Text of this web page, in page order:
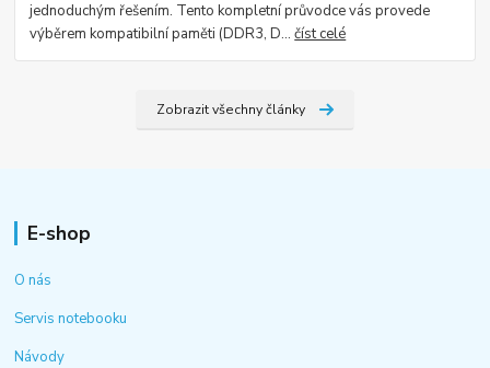
jednoduchým řešením. Tento kompletní průvodce vás provede
výběrem kompatibilní paměti (DDR3, D...číst celé
Zobrazit všechny články
E-shop
O nás
Servis notebooku
Návody